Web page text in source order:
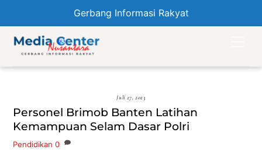
Gerbang Informasi Rakyat
content
Juli 27, 2023
Personel Brimob Banten Latihan
Kemampuan Selam Dasar Polri
Pendidikan 0